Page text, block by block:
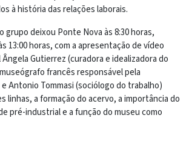
à história das relações laborais.
grupo deixou Ponte Nova às 8:30 horas,
13:00 horas, com a apresentação de vídeo
Gutierrez (curadora e idealizadora do
francês responsável pela
Antonio Tommasi (sociólogo do trabalho)
linhas, a formação do acervo, a importância do
pré-industrial e a função do museu como